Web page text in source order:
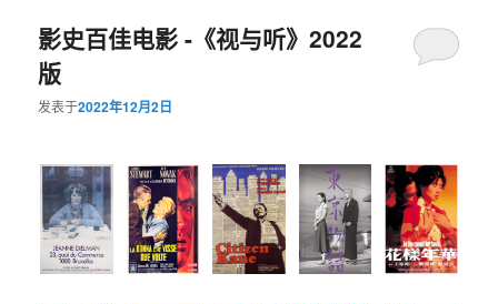
影史百佳电影 -《视与听》2022
版
发表于2022年12月2日